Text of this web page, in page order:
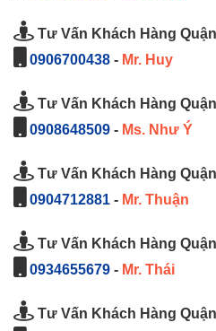
Tư Vấn Khách Hàng
0906700438 - Mr. Huy
Tư Vấn Khách Hàng
0908648509 - Ms. Như Ý
Tư Vấn Khách Hàng
0904712881 - Mr. Thuận
Tư Vấn Khách Hàng
0934655679 - Mr. Thái
Tư Vấn Khách Hàng